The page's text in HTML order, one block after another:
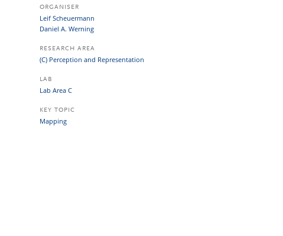
ORGANISER
Leif Scheuermann
Daniel A. Werning
RESEARCH AREA
(C) Perception and Representation
LAB
Lab Area C
KEY TOPIC
Mapping